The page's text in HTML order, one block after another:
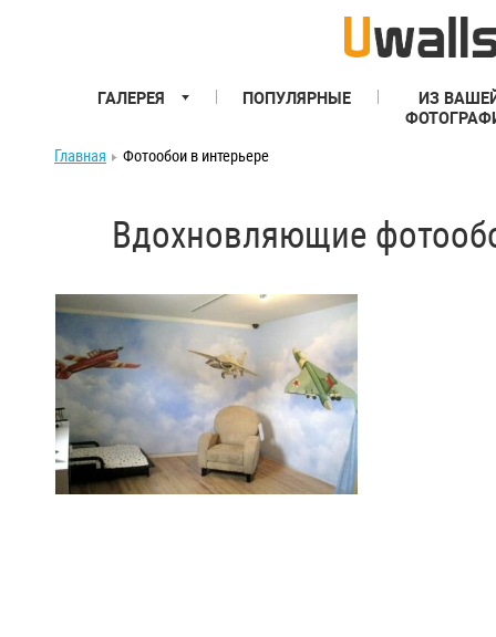
ГАЛЕРЕЯ ПОПУЛЯРНЫЕ
ИЗ
Главная
Фотообои в интерьере
Вдохновляющие